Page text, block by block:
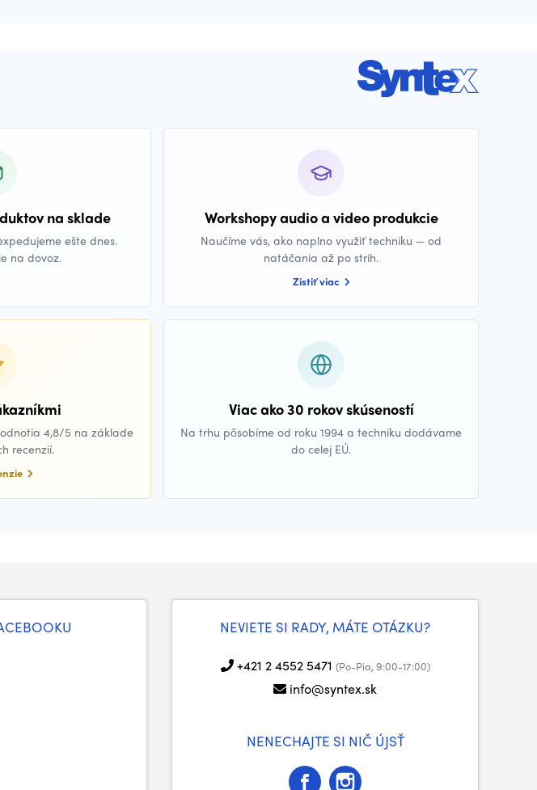
na sklade
ešte dnes.
na dovoz.
Workshopy audio a video produkcie
Naučíme vás, ako naplno využiť techniku — od
natáčania až po strih.
Zistiť viac
4,8/5 na základe
recenzií.
Viac ako 30 rokov skúseností
Na trhu pôsobíme od roku 1994 a techniku dodávame
do celej EÚ.
NEVIETE SI RADY, MÁTE OTÁZKU?
+421 2 4552 5471 (Po-Pia, 9:00-17:00)
info@syntex.sk
NENECHAJTE SI NIČ ÚJSŤ